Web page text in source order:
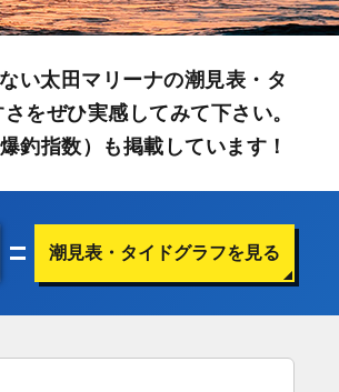
い太田マリーナの潮見表・タ
をぜひ実感してみて下さい。
釣指数）も掲載しています！
潮見表・タイドグラフを見る